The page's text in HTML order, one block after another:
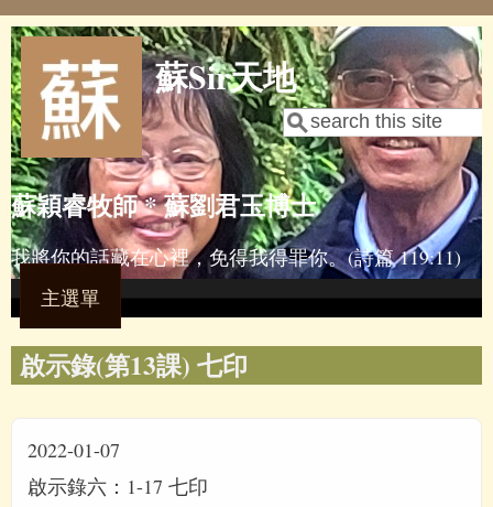
Skip to main content
蘇Sir天地
Search form
Search
蘇穎睿牧師 * 蘇劉君玉博士
我將你的話藏在心裡，免得我得罪你。(詩篇 119:11)
主選單
啟示錄(第13課) 七印
2022-01-07
啟示錄六：1-17 七印